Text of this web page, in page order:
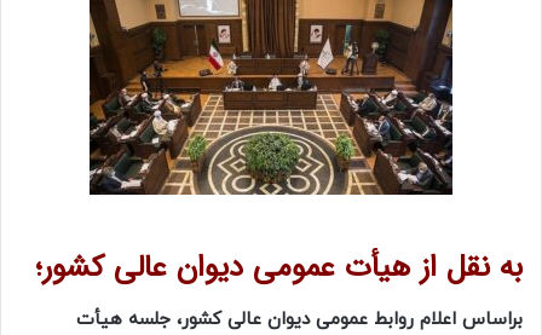
به نقل از هیأت عمومی دیوان عالی کشور؛
براساس اعلام روابط عمومی دیوان عالی کشور، جلسه هیأت